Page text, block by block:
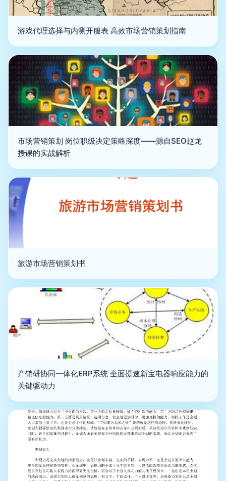
游戏代理选择与内测开服表 高效市场营销策划指南
市场营销策划 岗位职级决定策略深度——源自SEO赵龙
授课的实战解析
旅游市场营销策划书
产销研协同一体化ERP系统 全面提速新宝电器响应能力的
关键驱动力